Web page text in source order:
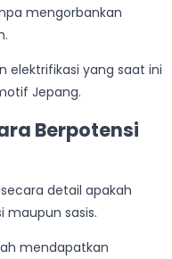
mengorbankan
elektrifikasi yang saat ini
Jepang.
Berpotensi
detail apakah
maupun sasis.
mendapatkan